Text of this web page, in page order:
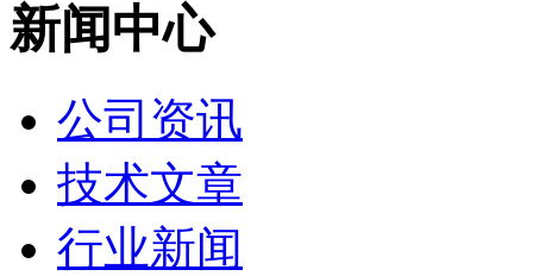
新闻中心
公司资讯
技术文章
行业新闻